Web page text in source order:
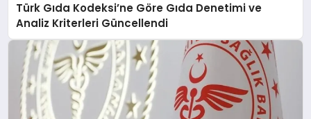
Türk Gıda Kodeksi’ne Göre Gıda Denetimi ve
Analiz Kriterleri Güncellendi